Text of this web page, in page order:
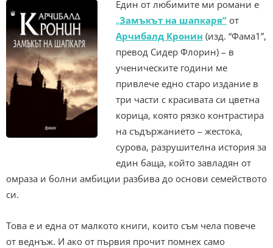
Един от любимите ми романи е
„Замъкът на шапкаря” от
Арчибалд Кронин (изд. “Фама1”,
превод Сидер Флорин) – в
ученическите години ме
привлече едно старо издание в
три части с красивата си цветна
корица, която рязко контрастира
на съдържанието – жестока,
сурова, разрушителна история за
един баща, който завладян от
омраза и болни амбиции разбива до основи семейството
си.
Това е и една от малкото книги, които съм чела повече
от веднъж. И ако от първия прочит помнех само